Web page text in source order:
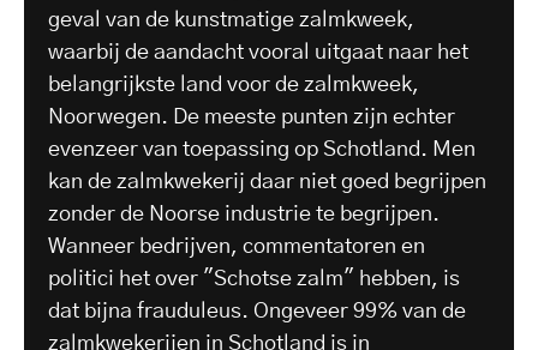
geval van de kunstmatige zalmkweek,
waarbij de aandacht vooral uitgaat naar het
belangrijkste land voor de zalmkweek,
Noorwegen. De meeste punten zijn echter
evenzeer van toepassing op Schotland. Men
kan de zalmkwekerij daar niet goed begrijpen
zonder de Noorse industrie te begrijpen.
Wanneer bedrijven, commentatoren en
politici het over "Schotse zalm" hebben, is
dat bijna frauduleus. Ongeveer 99% van de
zalmkwekerijen in Schotland is in